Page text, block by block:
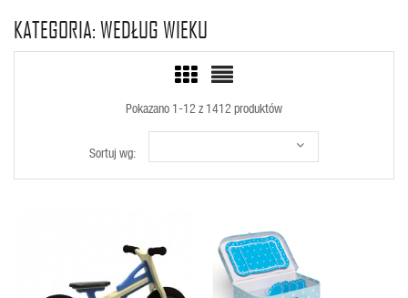
KATEGORIA: WEDŁUG WIEKU
Pokazano 1-12 z 1412 produktów
Sortuj wg:
SZYBKI PODGLĄD SZYBKI PODGLĄD